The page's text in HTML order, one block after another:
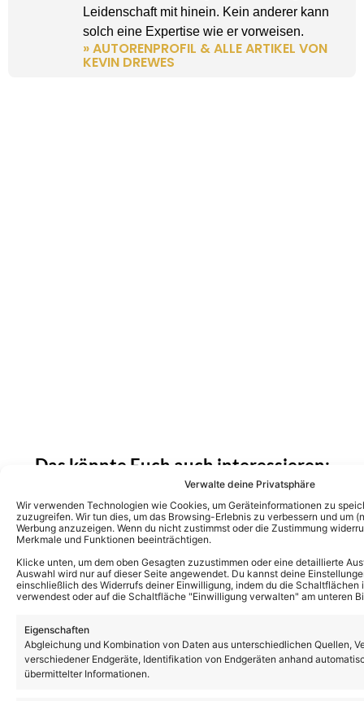
Verwalte deine Privatsphäre
Wir verwenden Technologien wie Cookies, um Geräteinformationen zu
zuzugreifen. Wir tun dies, um das Browsing-Erlebnis zu verbessern und um
Werbung anzuzeigen. Wenn du nicht zustimmst oder die Zustimmung
Merkmale und Funktionen beeinträchtigen.
Klicke unten, um dem oben Gesagten zuzustimmen oder eine detaillierte
Auswahl wird nur auf dieser Seite angewendet. Du kannst deine
einschließlich des Widerrufs deiner Einwilligung, indem du die
verwendest oder auf die Schaltfläche "Einwilligung verwalten" am unteren
Eigenschaften
Abgleichung und Kombination von Daten aus unterschiedlichen Quellen,
verschiedener Endgeräte, Identifikation von Endgeräten anhand
übermittelter Informationen.
Leidenschaft mit hinein. Kein anderer kann
solch eine Expertise wie er vorweisen.
» AUTORENPROFIL & ALLE ARTIKEL VON
KEVIN DREWES
Das könnte Euch auch interessieren:
Andrea Berg feiert mit neuem Song TV-
Premiere bei Giovanni Zarrellas
„Sommerparty“
Andrea Berg: Neuer Song „Das kann uns
keiner nehmen“ erscheint in Kürze!
Andrea Berg tritt im Fernsehgarten-
Gelände auf – bei Open Air Ausgabe der
„Giovanni Zarrella Show“!